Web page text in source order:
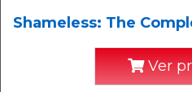
Shameless: The
Ver